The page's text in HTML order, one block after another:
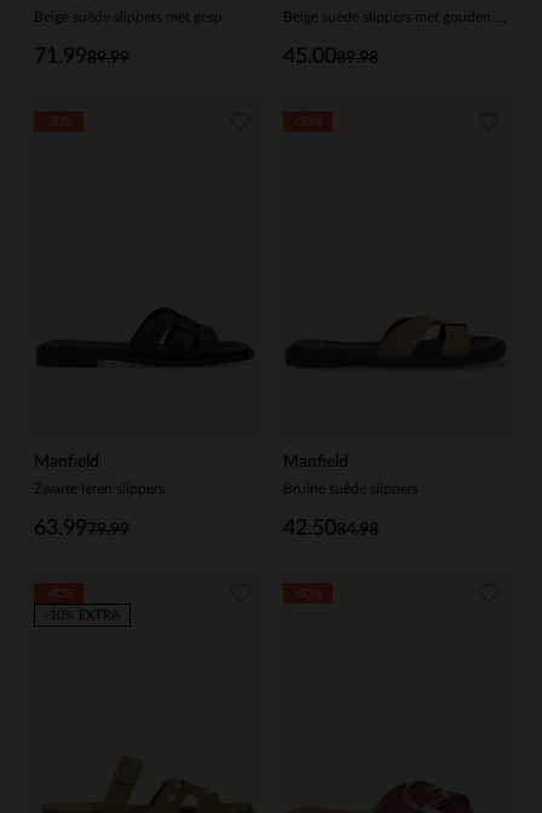
Beige suède slippers met gesp
89.99
71.99 89.98
45.00
Manfield
Zwarte leren slippers
79.99
63.99
Manfield
Bruine suède slippers
84.98
42.50
-10% EXTRA